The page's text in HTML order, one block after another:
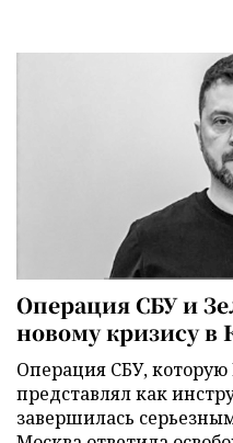
Операция СБУ и
новому кризису в
Операция СБУ,
представлял как
завершилась